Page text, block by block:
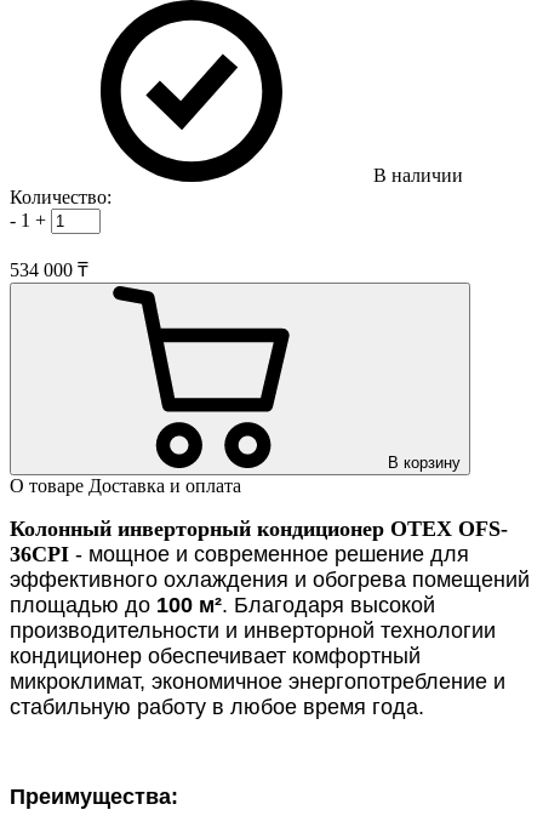
В наличии
Количество:
- 1 +
534 000 ₸
В корзину
О товаре Доставка и оплата
Колонный инверторный кондиционер OTEX OFS-
36CPI - мощное и современное решение для
эффективного охлаждения и обогрева помещений
площадью до 100 м². Благодаря высокой
производительности и инверторной технологии
кондиционер обеспечивает комфортный
микроклимат, экономичное энергопотребление и
стабильную работу в любое время года.
Преимущества: